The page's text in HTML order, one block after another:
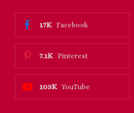
Facebook
17K
Pinterest
7.1K
YouTube
103K